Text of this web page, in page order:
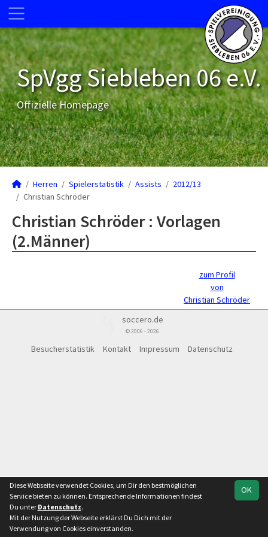
SpVgg Siebleben 06 e.V.
Offizielle Homepage
Herren Spielerstatistik Assists
2012/13
Christian Schröder
Christian Schröder : Vorlagen
(2.Männer)
zum Profil
von
Christian Schröder
soccero.de
© 2006 - 2026
Besucherstatistik Kontakt Impressum Datenschutz
OK
Diese Webseite verwendet Cookies, um Dir den bestmöglichen
Service bieten zu können. Entsprechende Informationen findest
Du unter Datenschutz.
Mit der Nutzung der Webseite erklärst Du Dich mit der
Verwendung von Cookies einverstanden.